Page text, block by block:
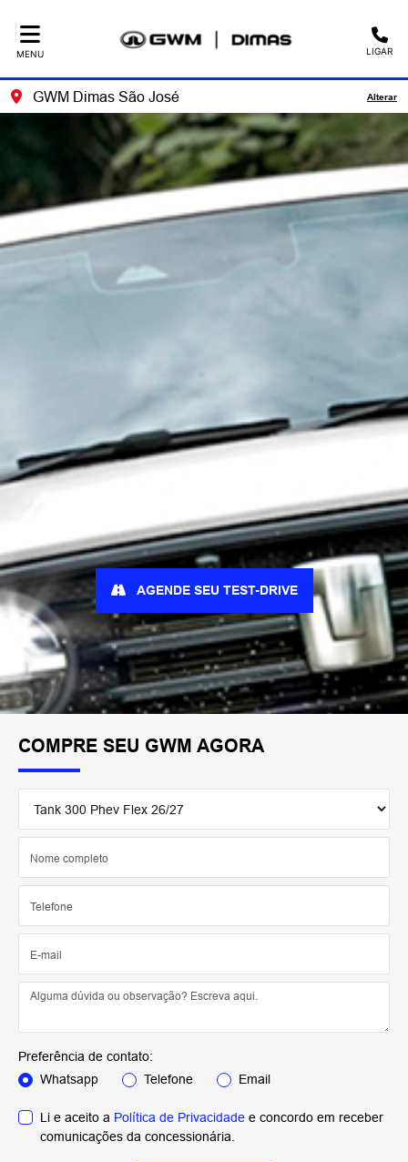
MENU LIGAR
GWM Dimas São José Alterar
COMPRE SEU GWM AGORA
Preferência de contato:
Whatsapp
Telefone Email
Li e aceito a Política de Privacidade e concordo em receber
comunicações da concessionária.
AGENDE SEU TEST-DRIVE